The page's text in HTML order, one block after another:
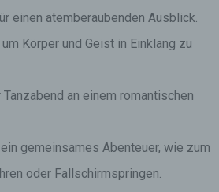
einen atemberaubenden Ausblick.
um Körper und Geist in Einklang zu
an einem romantischen
gemeinsames Abenteuer, wie zum
oder Fallschirmspringen.